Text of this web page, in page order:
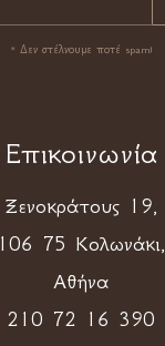
* Δεν στέλνουμε ποτέ spam!
Επικοινωνία
Ξενοκράτους 19,
106 75 Κολωνάκι,
Αθήνα
210 72 16 390